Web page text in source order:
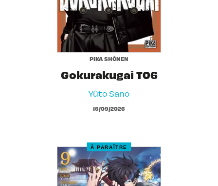
PIKA SHÔNEN
Gokurakugai T06
Yûto Sano
16/09/2026
À PARAÎTRE